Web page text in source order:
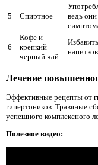
5 Спиртное
ведь
6
Кофе и
крепкий
черный чай
Лечение
Эффективные рецепты от
гипертоников. Травяные
успешного комплексного
Полезное видео: